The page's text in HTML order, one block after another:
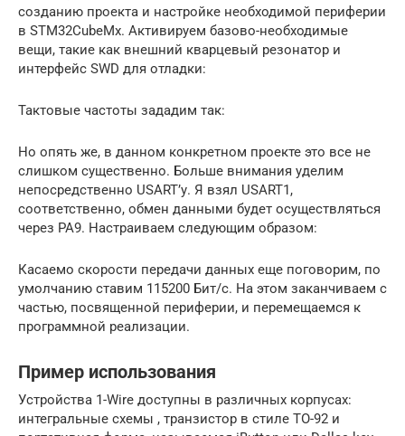
созданию проекта и настройке необходимой периферии
в STM32CubeMx. Активируем базово-необходимые
вещи, такие как внешний кварцевый резонатор и
интерфейс SWD для отладки:
Тактовые частоты зададим так:
Но опять же, в данном конкретном проекте это все не
слишком существенно. Больше внимания уделим
непосредственно USART’у. Я взял USART1,
соответственно, обмен данными будет осуществляться
через PA9. Настраиваем следующим образом:
Касаемо скорости передачи данных еще поговорим, по
умолчанию ставим 115200 Бит/с. На этом заканчиваем с
частью, посвященной периферии, и перемещаемся к
программной реализации.
Пример использования
Устройства 1-Wire доступны в различных корпусах:
интегральные схемы , транзистор в стиле TO-92 и